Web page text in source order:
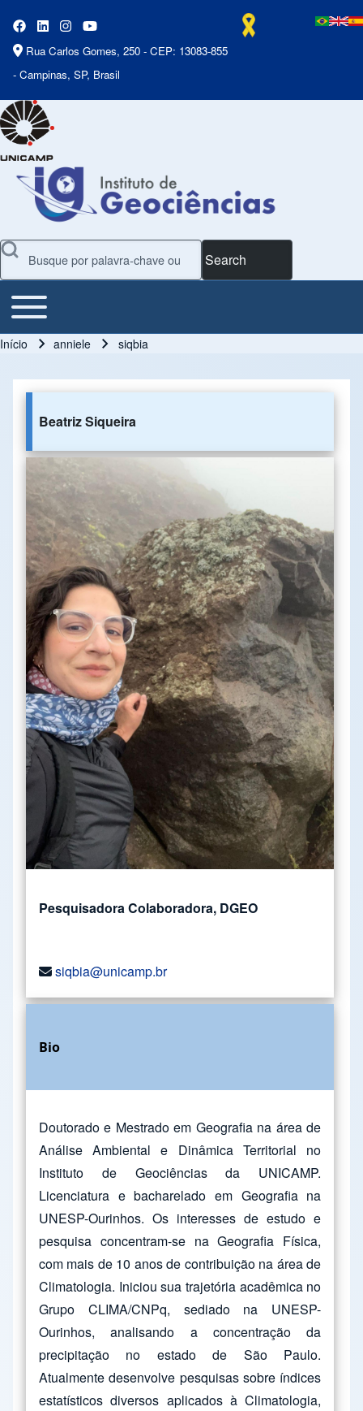
Rua Carlos Gomes, 250 - CEP: 13083-855
- Campinas, SP, Brasil
Search
Main Menu
Toggle main menu
Início anniele siqbia
Beatriz Siqueira
Pesquisadora Colaboradora, DGEO
siqbia@unicamp.br
Bio
Doutorado e Mestrado em Geografia na área de
Análise Ambiental e Dinâmica Territorial no
Instituto de Geociências da UNICAMP.
Licenciatura e bacharelado em Geografia na
UNESP-Ourinhos. Os interesses de estudo e
pesquisa concentram-se na Geografia Física,
com mais de 10 anos de contribuição na área de
Climatologia. Iniciou sua trajetória acadêmica no
Grupo CLIMA/CNPq, sediado na UNESP-
Ourinhos, analisando a concentração da
precipitação no estado de São Paulo.
Atualmente desenvolve pesquisas sobre índices
estatísticos diversos aplicados à Climatologia,